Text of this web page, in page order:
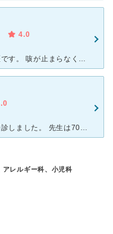
4.0
小さな頃から喘息でかかっている主治医です。 咳が止まらなくなる季節には、いつも通っています。 週明けや休み前の午前中には混んでいますので、狙い目の時間は午後です。 そんなに広くはありませ
咳が４日間続き、とても辛かったので受診しました。 先生は70代前半と思われる男性でした。 軽く話をし、風邪だろうと薬をいただきました。 その日２回服用し、その後２回とも吐き気の症状がでた
アレルギー科、小児科